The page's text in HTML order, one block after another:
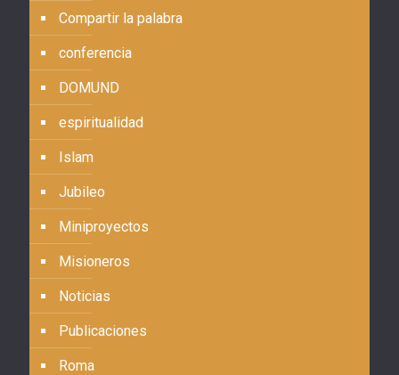
Compartir la palabra
conferencia
DOMUND
espiritualidad
Islam
Jubileo
Miniproyectos
Misioneros
Noticias
Publicaciones
Roma